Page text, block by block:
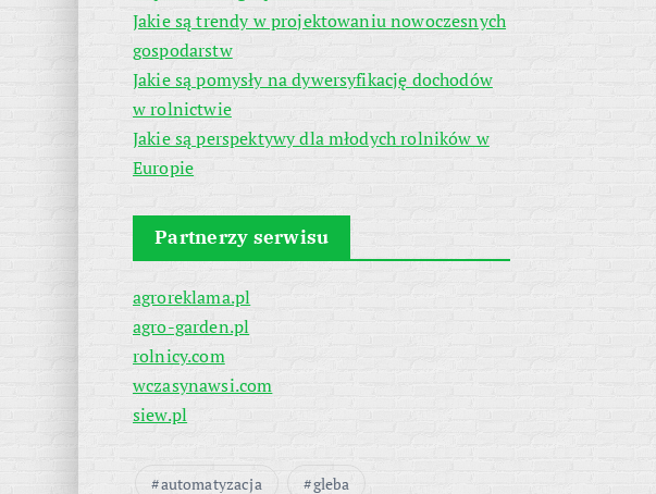
Jakie są trendy w projektowaniu nowoczesnych
gospodarstw
Jakie są pomysły na dywersyfikację dochodów
w rolnictwie
Jakie są perspektywy dla młodych rolników w
Europie
Partnerzy serwisu
agroreklama.pl
agro-garden.pl
rolnicy.com
wczasynawsi.com
siew.pl
automatyzacja gleba